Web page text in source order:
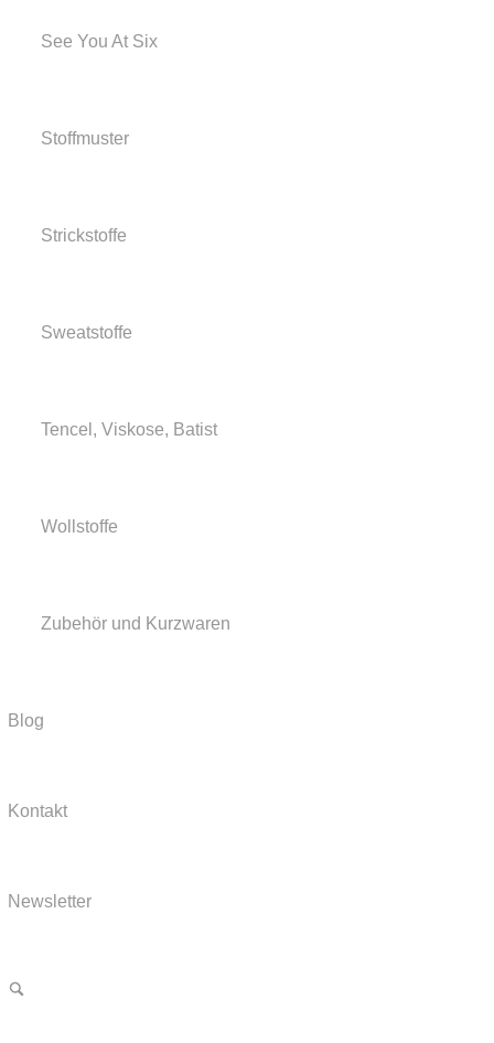
See You At Six
Stoffmuster
Strickstoffe
Sweatstoffe
Tencel, Viskose, Batist
Wollstoffe
Zubehör und Kurzwaren
Blog
Kontakt
Newsletter